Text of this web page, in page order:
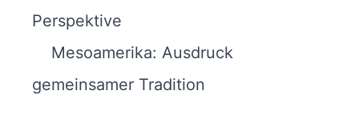
Perspektive
Mesoamerika: Ausdruck
gemeinsamer Tradition